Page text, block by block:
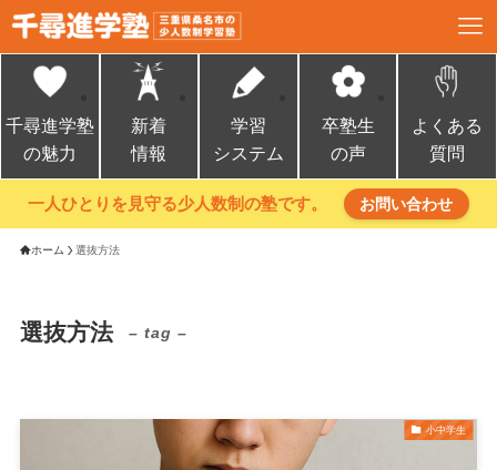
千尋進学塾
の魅力
新着
情報
学習
システム
卒塾生
の声
よくある
質問
一人ひとりを見守る少人数制の塾です。 お問い合わせ
ホーム 選抜方法
選抜方法 – tag –
小中学生